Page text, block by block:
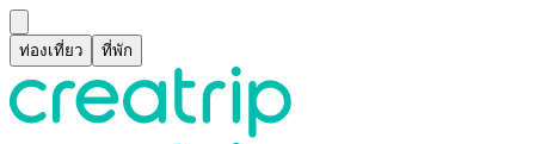
ท่องเที่ยว ที่พัก